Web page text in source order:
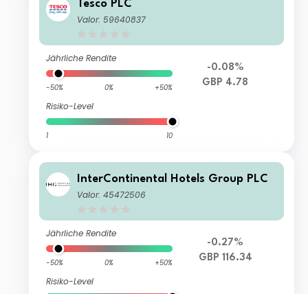
Tesco PLC
Valor: 59640837
Jährliche Rendite
-50% 0% +50%
Risiko-Level
1 10
-0.08%
GBP 4.78
InterContinental Hotels Group PLC
Valor: 45472506
Jährliche Rendite
-50% 0% +50%
Risiko-Level
-0.27%
GBP 116.34